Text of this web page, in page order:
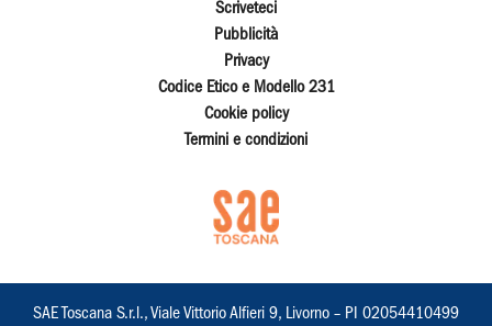
Scriveteci
Pubblicità
Privacy
Codice Etico e Modello 231
Cookie policy
Termini e condizioni
SAE Toscana S.r.l., Viale Vittorio Alfieri 9, Livorno – PI 02054410499